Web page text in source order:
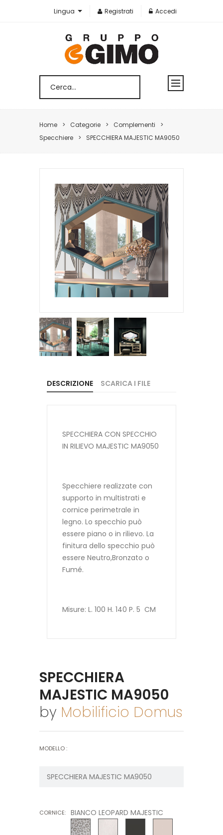
Lingua Registrati Accedi
Home Categorie
Complementi
Specchiere
SPECCHIERA MAJESTIC MA9050
DESCRIZIONE SCARICA I FILE
SPECCHIERA CON SPECCHIO
IN RILIEVO MAJESTIC MA9050
Specchiere realizzate con
supporto in multistrati e
cornice perimetrale in
legno. Lo specchio può
essere piano o in rilievo. La
finitura dello specchio può
essere Neutro,Bronzato o
Fumé.
Misure: L. 100 H. 140 P. 5 CM
SPECCHIERA
MAJESTIC MA9050
by Mobilificio Domus
MODELLO :
CORNICE: BIANCO LEOPARD MAJESTIC